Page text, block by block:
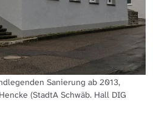
Sanierung ab 2013,
(StadtA Schwäb. Hall DIG